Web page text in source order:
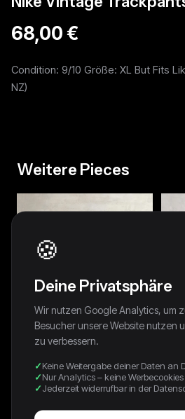
68,00 €
Condition: 9/10 Größe: XL But Fits
NZ)
Weitere Pieces
NAVY INTER MILAN
250,00 €
🍪
Deine Privatsphäre
Wir nutzen Google Analytics, um
Besucher unsere Website nutzen
zu verbessern.
Keine Weitergabe deiner Daten an
Nur Analytics – keine Werbecookies
Jederzeit widerrufbar in der